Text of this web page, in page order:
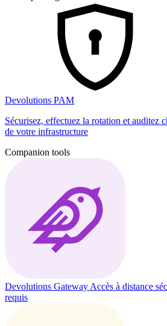
Devolutions PAM
Sécurisez, effectuez la rotation et auditez
de votre infrastructure
Companion tools
Devolutions Gateway Accès à distance
requis